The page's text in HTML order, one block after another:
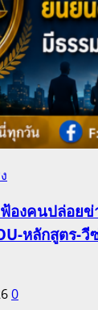
องคนปล่อย
หลักสูตร-
0